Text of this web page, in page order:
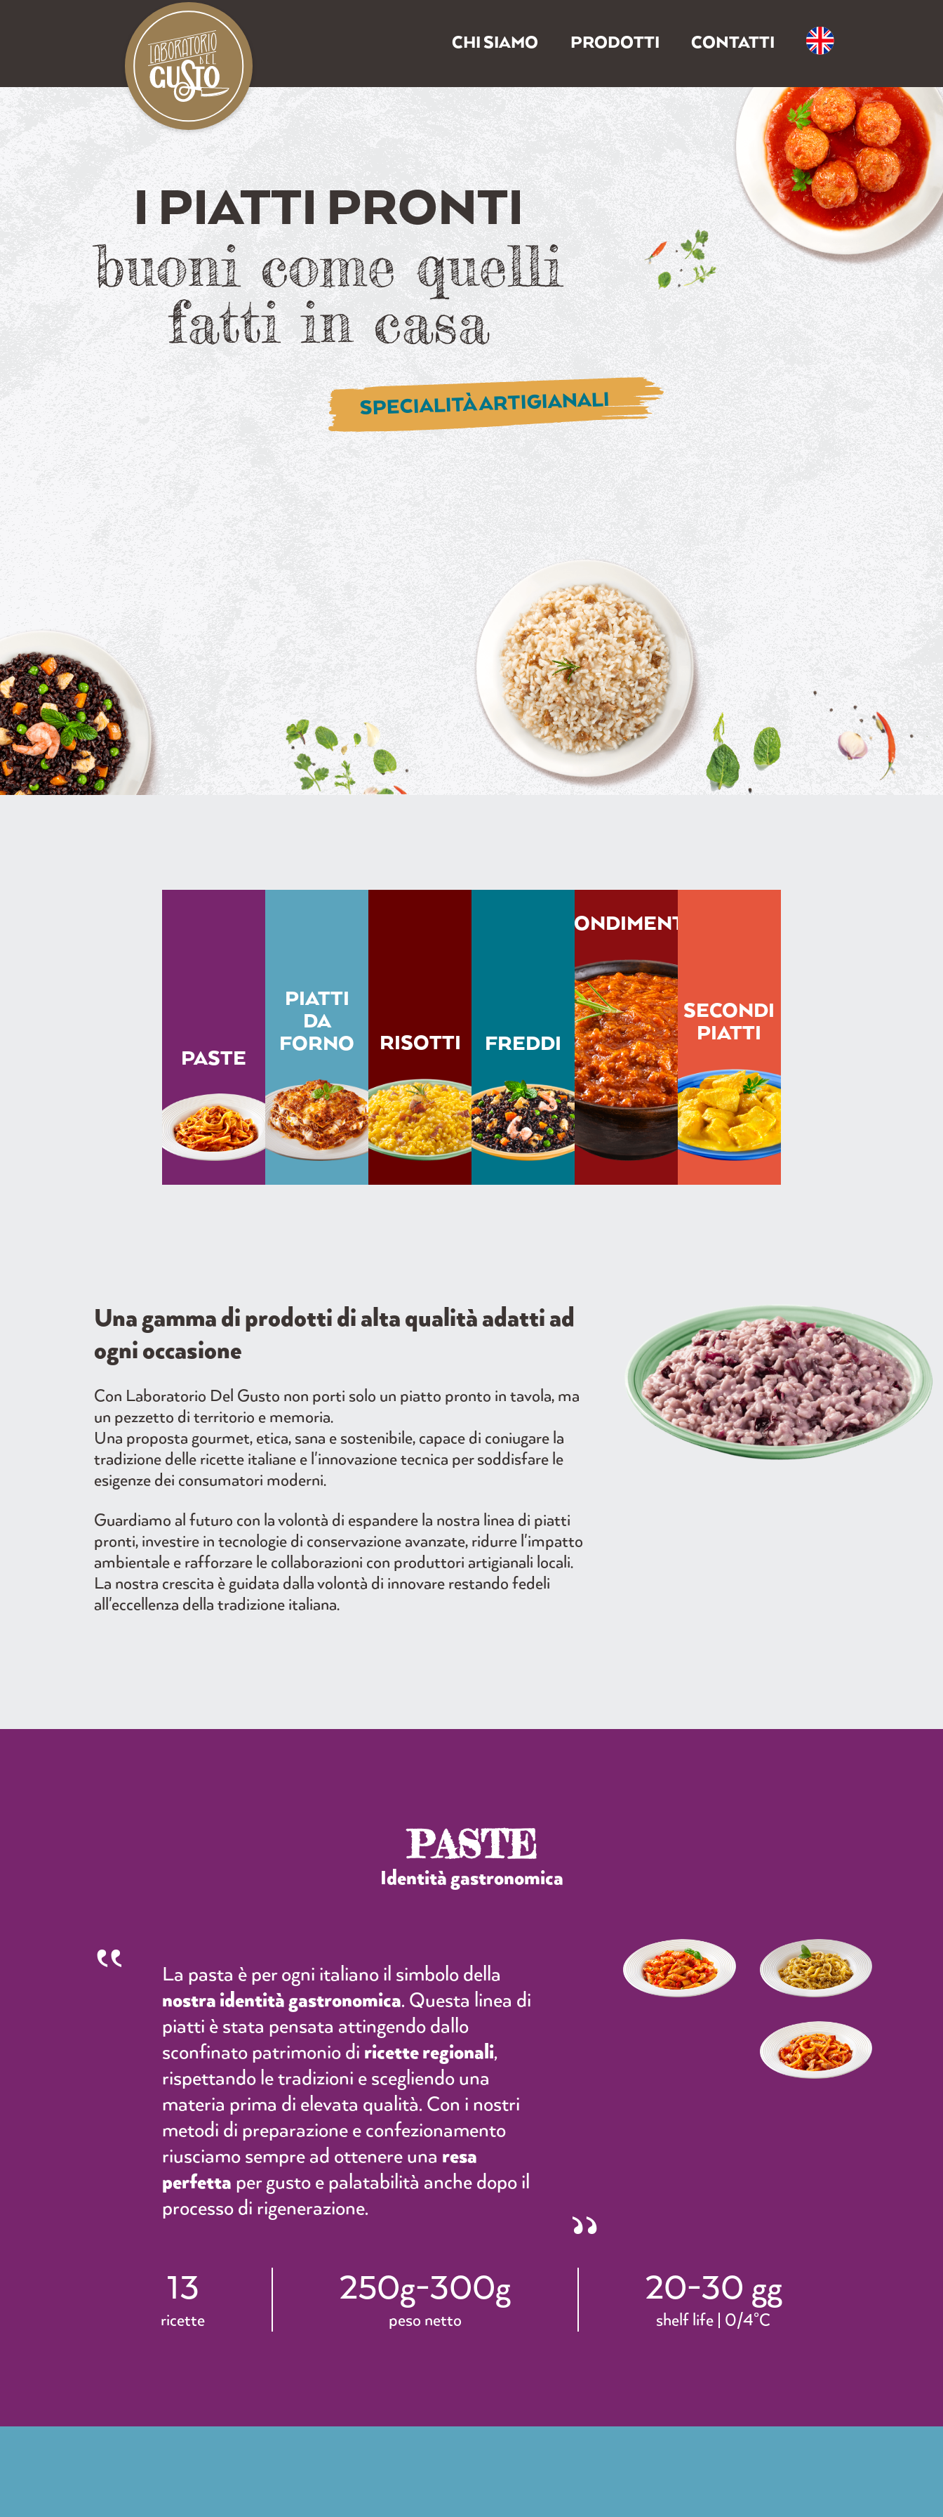
CHI SIAMO PRODOTTI CONTATTI
I PIATTI PRONTI
buoni come quelli
fatti in casa
SPECIALITÀ ARTIGIANALI
PASTE
PIATTI
DA
FORNO
RISOTTI FREDDI
CONDIMENTI
SECONDI
PIATTI
Una gamma di prodotti di alta qualità adatti ad
ogni occasione
Con Laboratorio Del Gusto non porti solo un piatto pronto in tavola, ma
un pezzetto di territorio e memoria.
Una proposta gourmet, etica, sana e sostenibile, capace di coniugare la
tradizione delle ricette italiane e l'innovazione tecnica per soddisfare le
esigenze dei consumatori moderni.
Guardiamo al futuro con la volontà di espandere la nostra linea di piatti
pronti, investire in tecnologie di conservazione avanzate, ridurre l'impatto
ambientale e rafforzare le collaborazioni con produttori artigianali locali.
La nostra crescita è guidata dalla volontà di innovare restando fedeli
all'eccellenza della tradizione italiana.
PASTE
Identità gastronomica
La pasta è per ogni italiano il simbolo della
nostra identità gastronomica. Questa linea di
piatti è stata pensata attingendo dallo
sconfinato patrimonio di ricette regionali,
rispettando le tradizioni e scegliendo una
materia prima di elevata qualità. Con i nostri
metodi di preparazione e confezionamento
riusciamo sempre ad ottenere una resa
perfetta per gusto e palatabilità anche dopo il
processo di rigenerazione.
13
ricette
250g-300g
peso netto
20-30 gg
shelf life | 0/4°C